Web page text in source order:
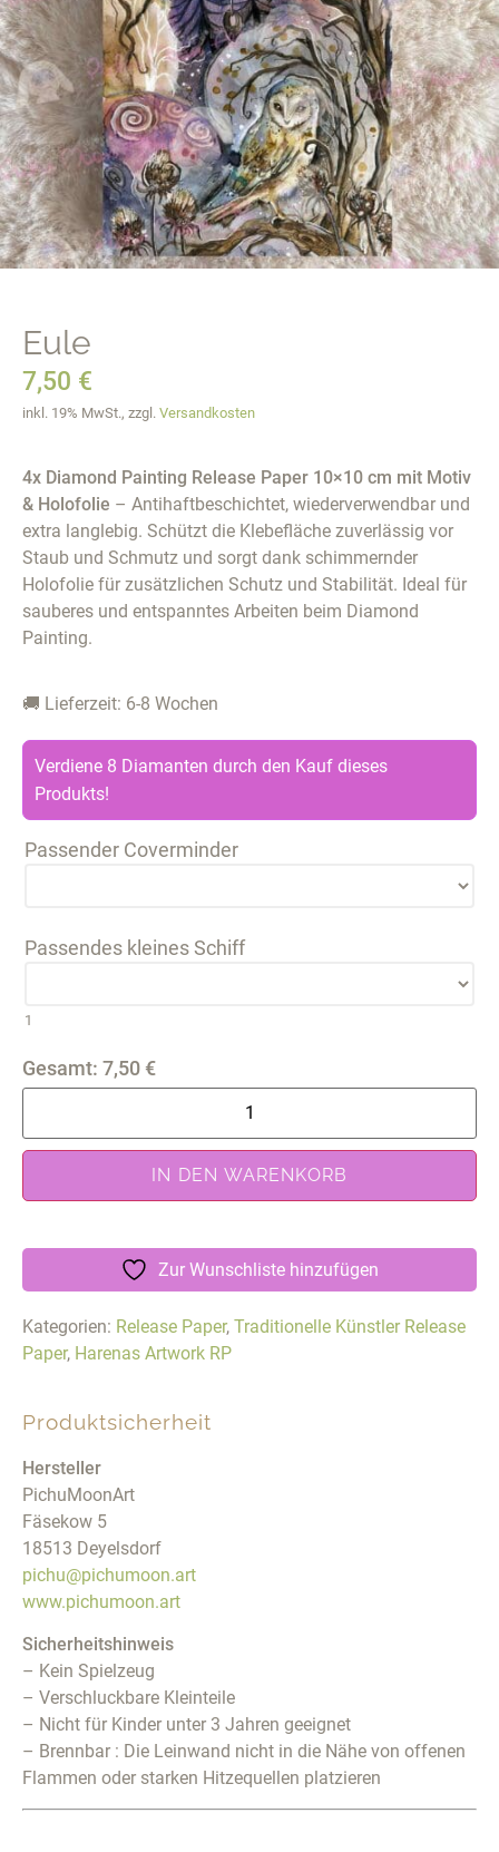
Eule
7,50 €
inkl. 19% MwSt., zzgl. Versandkosten
4x Diamond Painting Release Paper 10×10 cm mit Motiv
& Holofolie – Antihaftbeschichtet, wiederverwendbar und
extra langlebig. Schützt die Klebefläche zuverlässig vor
Staub und Schmutz und sorgt dank schimmernder
Holofolie für zusätzlichen Schutz und Stabilität. Ideal für
sauberes und entspanntes Arbeiten beim Diamond
Painting.
🚚 Lieferzeit: 6-8 Wochen
Verdiene 8 Diamanten durch den Kauf dieses
Produkts!
Passender Coverminder
Passendes kleines Schiff
1
Gesamt: 7,50 €
IN DEN WARENKORB
Zur Wunschliste hinzufügen
Kategorien: Release Paper, Traditionelle Künstler Release
Paper, Harenas Artwork RP
Produktsicherheit
Hersteller
PichuMoonArt
Fäsekow 5
18513 Deyelsdorf
pichu@pichumoon.art
www.pichumoon.art
Sicherheitshinweis
– Kein Spielzeug
– Verschluckbare Kleinteile
– Nicht für Kinder unter 3 Jahren geeignet
– Brennbar : Die Leinwand nicht in die Nähe von offenen
Flammen oder starken Hitzequellen platzieren